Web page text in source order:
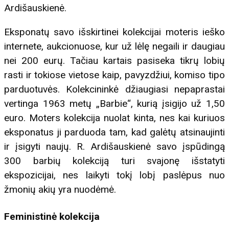
Ardišauskienė.
Eksponatų savo išskirtinei kolekcijai moteris ieško
internete, aukcionuose, kur už lėlę negaili ir daugiau
nei 200 eurų. Tačiau kartais pasiseka tikrų lobių
rasti ir tokiose vietose kaip, pavyzdžiui, komiso tipo
parduotuvės. Kolekcininkė džiaugiasi nepaprastai
vertinga 1963 metų „Barbie“, kurią įsigijo už 1,50
euro. Moters kolekcija nuolat kinta, nes kai kuriuos
eksponatus ji parduoda tam, kad galėtų atsinaujinti
ir įsigyti naujų. R. Ardišauskienė savo įspūdingą
300 barbių kolekciją turi svajonę išstatyti
ekspozicijai, nes laikyti tokį lobį paslėpus nuo
žmonių akių yra nuodėmė.
Feministinė kolekcija